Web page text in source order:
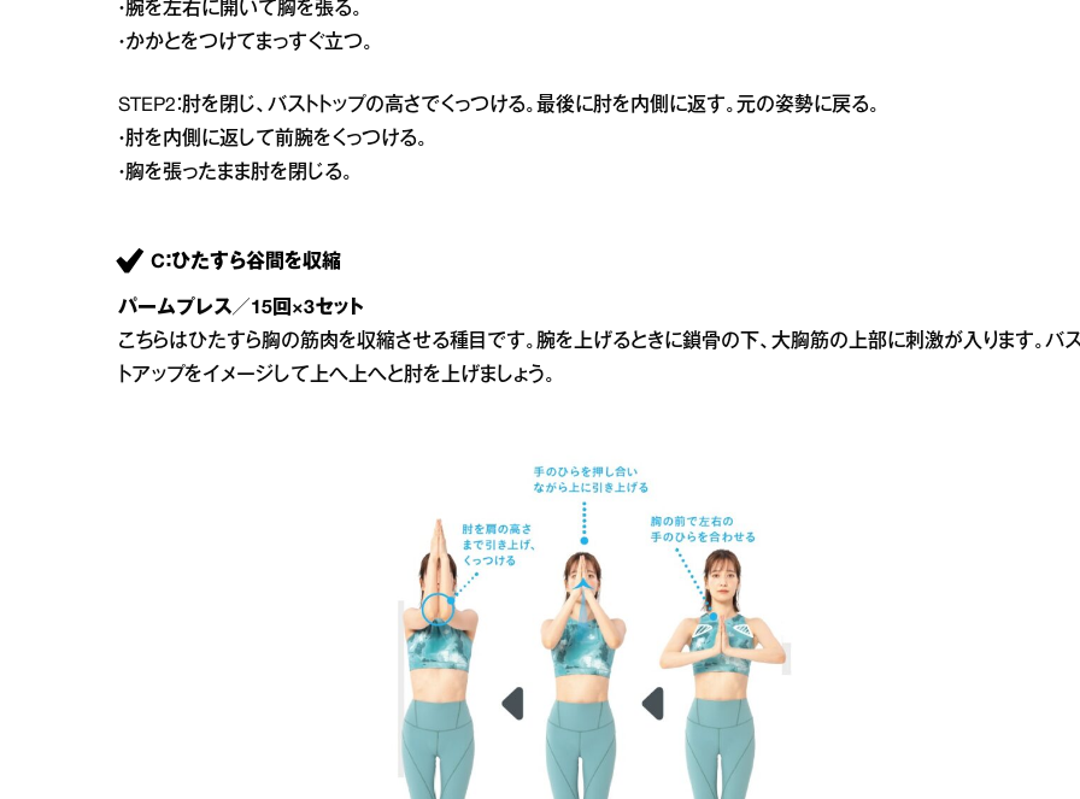
・腕を左右に開いて胸を張る。
・かかとをつけてまっすぐ立つ。
STEP2：肘を閉じ、バストトップの高さでくっつける。最後に肘を内側に返す。元の姿勢に戻る。
・肘を内側に返して前腕をくっつける。
・胸を張ったまま肘を閉じる。
C：ひたすら谷間を収縮
パームプレス／15回×3セット
こちらはひたすら胸の筋肉を収縮させる種目です。腕を上げるときに鎖骨の下、大胸筋の上部に刺激が入ります。バ
トアップをイメージして上へ上へと肘を上げましょう。